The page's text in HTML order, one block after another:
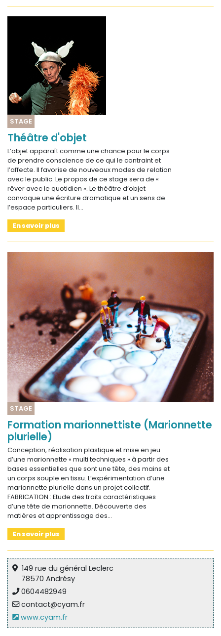
STAGE
Théâtre d'objet
L’objet apparaît comme une chance pour le corps
de prendre conscience de ce qui le contraint et
l’affecte. Il favorise de nouveaux modes de relation
avec le public. Le propos de ce stage sera de «
rêver avec le quotidien ». Le théâtre d’objet
convoque une écriture dramatique et un sens de
l’espace particuliers. Il…
En savoir plus
STAGE
Formation marionnettiste (Marionnette
plurielle)
Conception, réalisation plastique et mise en jeu
d’une marionnette « multi techniques » à partir des
bases essentielles que sont une tête, des mains et
un corps souple en tissu. L’expérimentation d’une
marionnette plurielle dans un projet collectif.
FABRICATION : Etude des traits caractéristiques
d’une tête de marionnette. Découverte des
matières et apprentissage des…
En savoir plus
149 rue du général Leclerc
78570 Andrésy
0604482949
contact@cyam.fr
www.cyam.fr